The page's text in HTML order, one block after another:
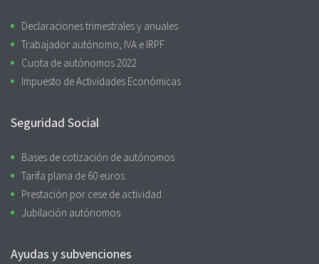
Declaraciones trimestrales y anuales
Trabajador autónomo, IVA e IRPF
Cuota de autónomos 2022
Impuesto de Actividades Económicas
Seguridad Social
Bases de cotización de autónomos
Tarifa plana de 60 euros
Prestación por cese de actividad
Jubilación autónomos
Ayudas y subvenciones